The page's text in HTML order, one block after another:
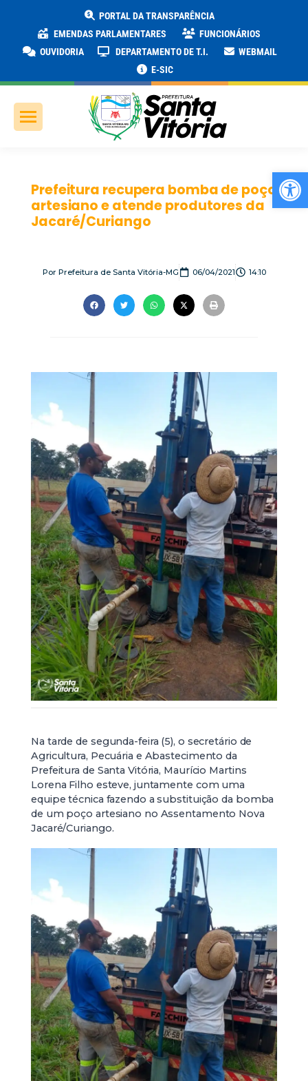
PORTAL DA TRANSPARÊNCIA
EMENDAS PARLAMENTARES
FUNCIONÁRIOS
OUVIDORIA
DEPARTAMENTO DE T.I.
WEBMAIL
E-SIC
Prefeitura recupera bomba de poço
artesiano e atende produtores da
Jacaré/Curiango
PorPrefeitura de Santa Vitória-MG 06/04/2021 14:10
Na tarde de segunda-feira (5), o secretário de
Agricultura, Pecuária e Abastecimento da
Prefeitura de Santa Vitória, Maurício Martins
Lorena Filho esteve, juntamente com uma
equipe técnica fazendo a substituição da bomba
de um poço artesiano no Assentamento Nova
Jacaré/Curiango.